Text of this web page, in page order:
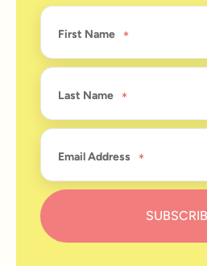
First Name
Last Name
Email Address